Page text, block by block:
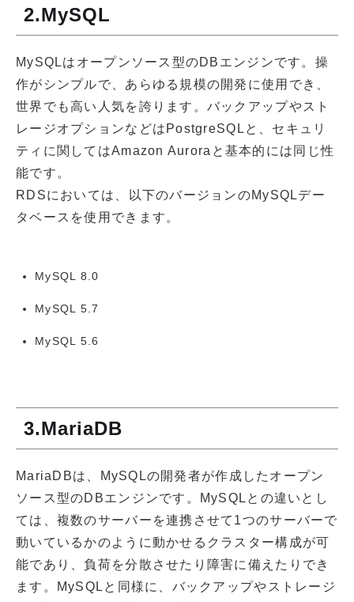
2.MySQL
MySQLはオープンソース型のDBエンジンです。操
作がシンプルで、あらゆる規模の開発に使用でき、
世界でも高い人気を誇ります。バックアップやスト
レージオプションなどはPostgreSQLと、セキュリ
ティに関してはAmazon Auroraと基本的には同じ性
能です。
RDSにおいては、以下のバージョンのMySQLデー
タベースを使用できます。
MySQL 8.0
MySQL 5.7
MySQL 5.6
3.MariaDB
MariaDBは、MySQLの開発者が作成したオープン
ソース型のDBエンジンです。MySQLとの違いとし
ては、複数のサーバーを連携させて1つのサーバーで
動いているかのように動かせるクラスター構成が可
能であり、負荷を分散させたり障害に備えたりでき
ます。MySQLと同様に、バックアップやストレージ